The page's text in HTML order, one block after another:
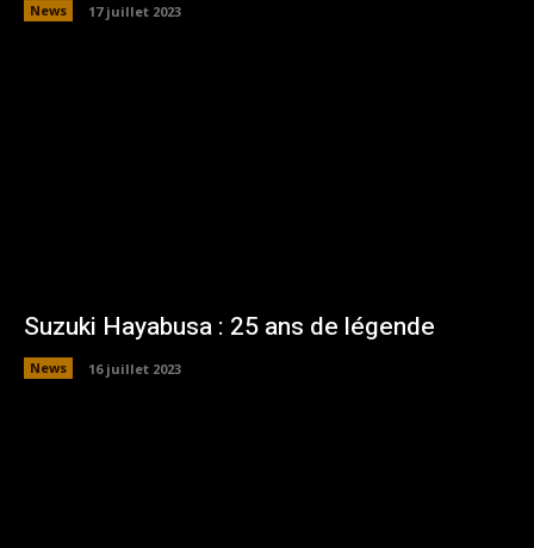
News 17 juillet 2023
Suzuki Hayabusa : 25 ans de légende
News 16 juillet 2023